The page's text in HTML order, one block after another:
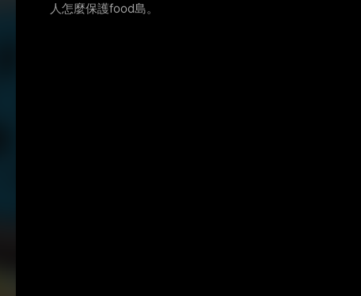
人怎麼保護food島。